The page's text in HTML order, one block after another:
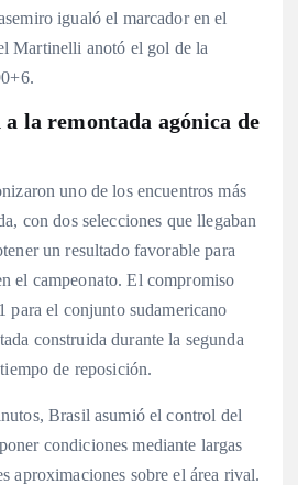
igualó el marcador en el
Martinelli anotó el gol de la
a la remontada agónica de
uno de los encuentros más
con dos selecciones que llegaban
un resultado favorable para
el campeonato. El compromiso
para el conjunto sudamericano
construida durante la segunda
de reposición.
Brasil asumió el control del
condiciones mediante largas
aproximaciones sobre el área rival.